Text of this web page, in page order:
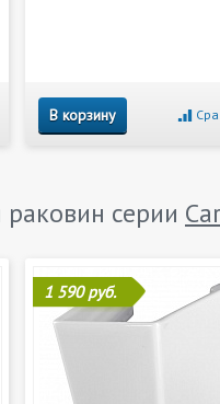
В корзину
серии
1 590 руб.